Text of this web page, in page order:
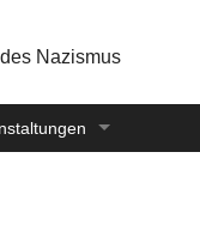
des Nazismus